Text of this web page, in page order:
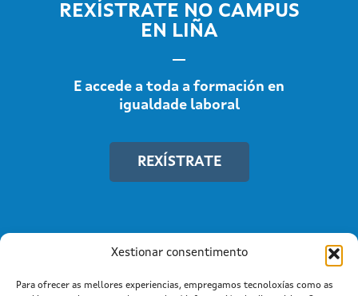
Xestionar consentimento
Para ofrecer as mellores experiencias, empregamos tecnoloxías como as
REXÍSTRATE NO CAMPUS
EN LIÑA
E accede a toda a formación en
igualdade laboral
REXÍSTRATE